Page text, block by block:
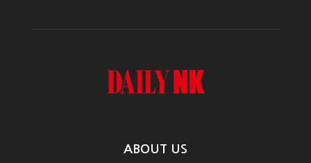
ABOUT US